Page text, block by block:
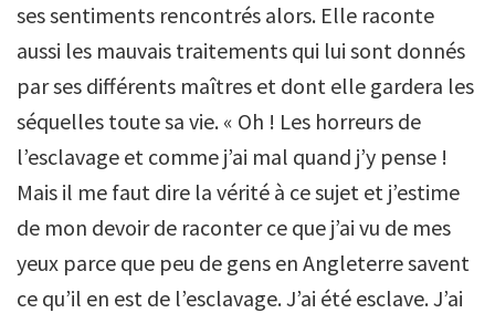
ses sentiments rencontrés alors. Elle raconte
aussi les mauvais traitements qui lui sont donnés
par ses différents maîtres et dont elle gardera les
séquelles toute sa vie. « Oh ! Les horreurs de
l’esclavage et comme j’ai mal quand j’y pense !
Mais il me faut dire la vérité à ce sujet et j’estime
de mon devoir de raconter ce que j’ai vu de mes
yeux parce que peu de gens en Angleterre savent
ce qu’il en est de l’esclavage. J’ai été esclave. J’ai